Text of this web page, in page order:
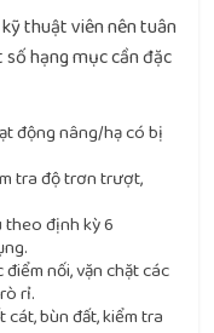
kỹ thuật viên nên tuân
hạng mục cần đặc
động nâng/hạ có bị
tra độ trơn trượt,
theo định kỳ 6
điểm nối, vặn chặt các
rỉ.
cát, bùn đất, kiểm tra